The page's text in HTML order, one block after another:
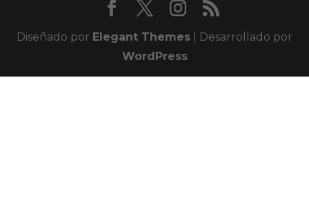
Diseñado por Elegant Themes | Desarrollado por
WordPress